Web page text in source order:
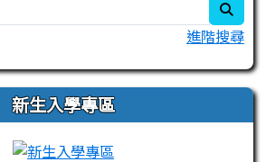
進階搜尋
新生入學專區